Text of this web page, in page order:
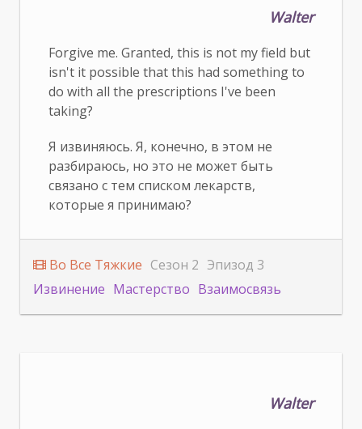
Walter
Forgive me. Granted, this is not my field but
isn't it possible that this had something to
do with all the prescriptions I've been
taking?
Я извиняюсь. Я, конечно, в этом не
разбираюсь, но это не может быть
связано с тем списком лекарств,
которые я принимаю?
Во Все Тяжкие Сезон 2 Эпизод 3
Извинение Мастерство Взаимосвязь
Walter